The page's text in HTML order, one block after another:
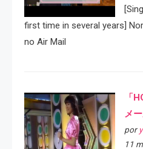
first time in several years]
no Air Mail
「
メ
por
11